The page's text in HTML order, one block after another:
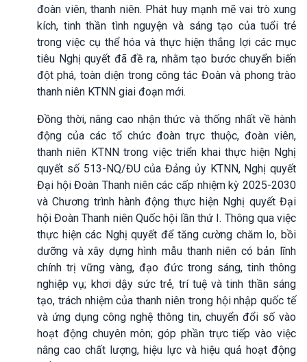
đoàn viên, thanh niên. Phát huy mạnh mẽ vai trò xung
kích, tinh thần tình nguyện và sáng tạo của tuổi trẻ
trong việc cụ thể hóa và thực hiện thắng lợi các mục
tiêu Nghị quyết đã đề ra, nhằm tạo bước chuyển biến
đột phá, toàn diện trong công tác Đoàn và phong trào
thanh niên KTNN giai đoạn mới.
Đồng thời, nâng cao nhận thức và thống nhất về hành
động của các tổ chức đoàn trực thuộc, đoàn viên,
thanh niên KTNN trong việc triển khai thực hiện Nghị
quyết số 513-NQ/ĐU của Đảng ủy KTNN, Nghị quyết
Đại hội Đoàn Thanh niên các cấp nhiệm kỳ 2025-2030
và Chương trình hành động thực hiện Nghị quyết Đại
hội Đoàn Thanh niên Quốc hội lần thứ I. Thông qua việc
thực hiện các Nghị quyết để tăng cường chăm lo, bồi
dưỡng và xây dựng hình mẫu thanh niên có bản lĩnh
chính trị vững vàng, đạo đức trong sáng, tinh thông
nghiệp vụ; khơi dậy sức trẻ, trí tuệ và tinh thần sáng
tạo, trách nhiệm của thanh niên trong hội nhập quốc tế
và ứng dụng công nghệ thông tin, chuyển đổi số vào
hoạt động chuyên môn; góp phần trực tiếp vào việc
nâng cao chất lượng, hiệu lực và hiệu quả hoạt động